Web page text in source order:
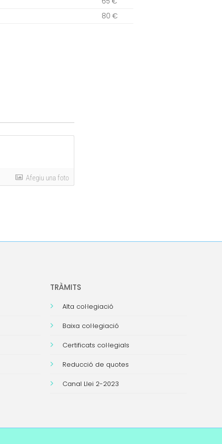
80 €
Afegiu una foto
TRÀMITS
Alta col·legiació
Baixa col·legiació
Certificats col·legials
Reducció de quotes
Canal Llei 2-2023